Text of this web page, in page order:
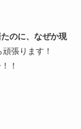
のに、なぜか現
張ります！
！